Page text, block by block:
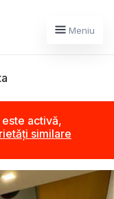
Meniu
activă,
similare